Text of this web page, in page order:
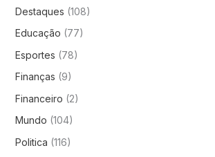
Destaques (108)
Educação (77)
Esportes (78)
Finanças (9)
Financeiro (2)
Mundo (104)
Politica (116)